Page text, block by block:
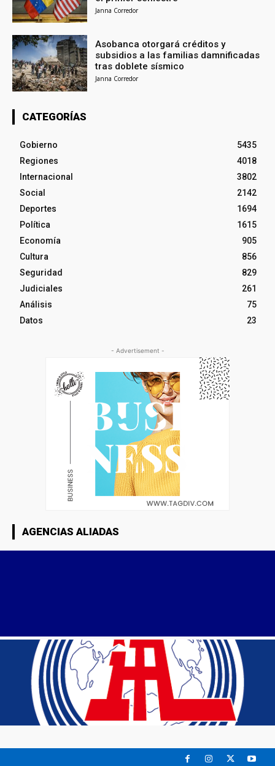
Janna Corredor
Asobanca otorgará créditos y
subsidios a las familias damnificadas
tras doblete sísmico
Janna Corredor
CATEGORÍAS
Gobierno
5435
Regiones
4018
Internacional
3802
Social
2142
Deportes
1694
Política
1615
Economía
905
Cultura
856
Seguridad
829
Judiciales
261
Análisis
75
Datos
23
- Advertisement -
AGENCIAS ALIADAS